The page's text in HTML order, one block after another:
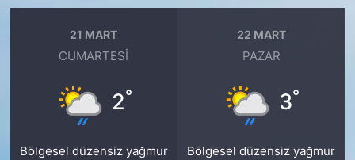
21 MART
CUMARTESI
2°
Bölgesel düzensiz yağmur
22 MART
PAZAR
3°
Bölgesel düzensiz yağmur